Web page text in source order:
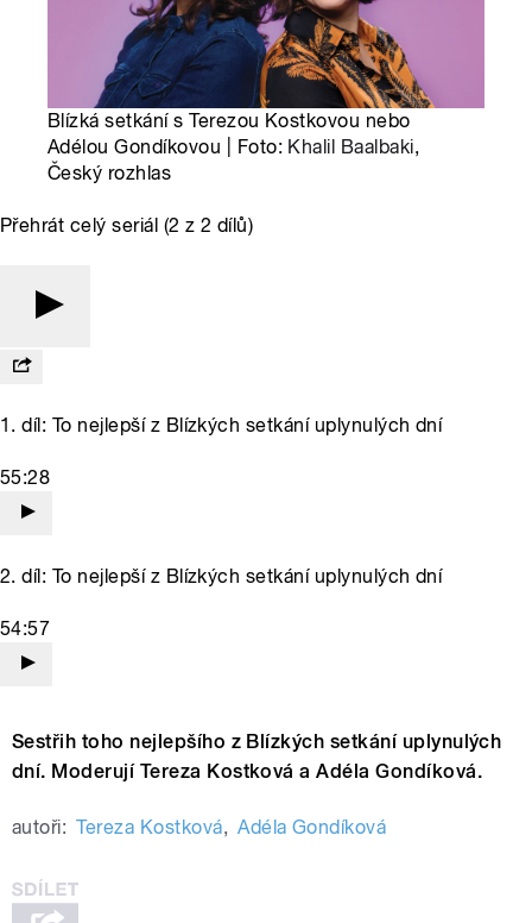
Blízká setkání s Terezou Kostkovou nebo
Adélou Gondíkovou | Foto: Khalil Baalbaki,
Český rozhlas
Přehrát celý seriál (2 z 2 dílů)
1. díl: To nejlepší z Blízkých setkání uplynulých dní
55:28
2. díl: To nejlepší z Blízkých setkání uplynulých dní
54:57
Sestřih toho nejlepšího z Blízkých setkání uplynulých
dní. Moderují Tereza Kostková a Adéla Gondíková.
autoři: Tereza Kostková, Adéla Gondíková